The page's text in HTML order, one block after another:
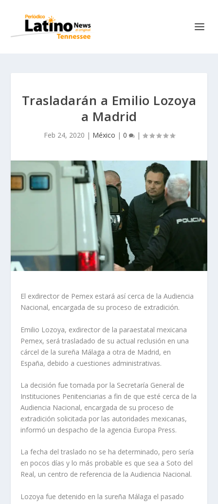
Trasladarán a Emilio Lozoya
a Madrid
Feb 24, 2020 | México | 0 |
El exdirector de Pemex estará así cerca de la Audiencia
Nacional, encargada de su proceso de extradición.
Emilio Lozoya, exdirector de la paraestatal mexicana
Pemex, será trasladado de su actual reclusión en una
cárcel de la sureña Málaga a otra de Madrid, en
España, debido a cuestiones administrativas.
La decisión fue tomada por la Secretaría General de
Instituciones Penitenciarias a fin de que esté cerca de la
Audiencia Nacional, encargada de su proceso de
extradición solicitada por las autoridades mexicanas,
informó un despacho de la agencia Europa Press.
La fecha del traslado no se ha determinado, pero sería
en pocos días y lo más probable es que sea a Soto del
Real, un centro de referencia de la Audiencia Nacional.
Lozoya fue detenido en la sureña Málaga el pasado